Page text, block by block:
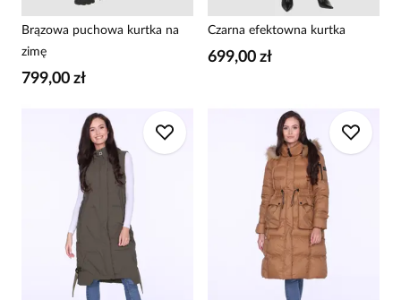
Brązowa puchowa kurtka na
zimę
799,00 zł
Czarna efektowna kurtka
699,00 zł